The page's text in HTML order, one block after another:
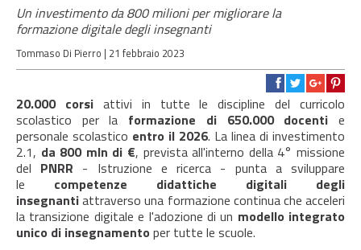
Un investimento da 800 milioni per migliorare la
formazione digitale degli insegnanti
Tommaso Di Pierro | 21 febbraio 2023
20.000 corsiattivi in tutte le discipline del curricolo
scolastico per la formazione di 650.000 docenti e
personale scolastico entro il 2026. La linea di investimento
2.1, da 800 mln di €, prevista all'interno della 4° missione
del PNRR - Istruzione e ricerca - punta a sviluppare
le competenze didattiche digitali degli
insegnantiattraverso una formazione continua che acceleri
la transizione digitale e l'adozione di un modello integrato
unico di insegnamento per tutte le scuole.